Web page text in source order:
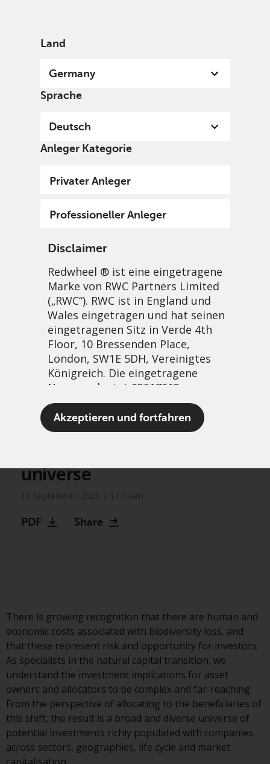
Land
Germany
Sprache
Deutsch
Anleger Kategorie
Privater Anleger
Professioneller Anleger
Disclaimer
Redwheel ® ist eine eingetragene
Marke von RWC Partners Limited
(„RWC“). RWC ist in England und
Wales eingetragen und hat seinen
eingetragenen Sitz in Verde 4th
Floor, 10 Bressenden Place,
London, SW1E 5DH, Vereinigtes
Königreich. Die eingetragene
Nummer lautet 03517613.
Marke Redwheel umfassen,
der britischen Financial Conduct
Advisors (US) LLC, das bei der SEC
registriert ist; RWC Singapore
(Pte) Limited, die von der
Monetary Authority of Singapore
als lizenzierte
Fondsverwaltungsgesellschaft
lizenziert ist; Redwheel Australia
Pty Ltd ist ein australischer
Finanzdienstleistungslizenznehmer
bei der Australian Securities and
Akzeptieren und fortfahren
Biodiversity frontiers:
Unlocking growth in an
universe
PDF Share
There is growing recognition that there are human and
economic costs associated with biodiversity loss, and
that these represent risk and opportunity for investors.
As specialists in the natural capital transition, we
understand the investment implications for asset
owners and allocators to be complex and far-reaching.
From the perspective of allocating to the beneficiaries of
this shift, the result is a broad and diverse universe of
potential investments richly populated with companies
across sectors, geographies, life cycle and market